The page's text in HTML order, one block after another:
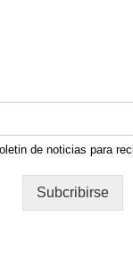
de noticias para
Subcribirse